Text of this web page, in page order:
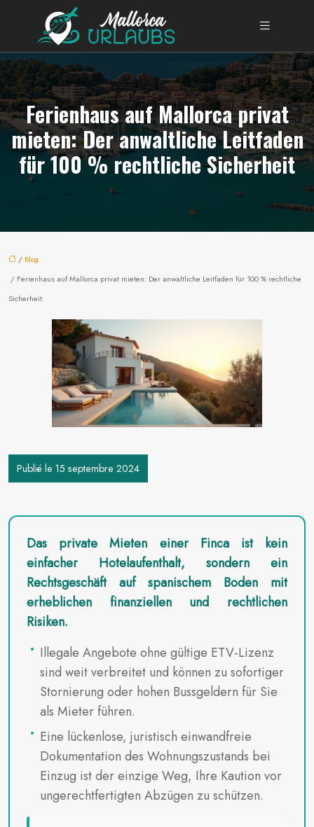
Ferienhaus auf Mallorca privat
mieten: Der anwaltliche Leitfaden
für 100 % rechtliche Sicherheit
/ Blog
/ Ferienhaus auf Mallorca privat mieten: Der anwaltliche Leitfaden für 100 % rechtliche
Sicherheit
Publié le 15 septembre 2024
Das private Mieten einer Finca ist kein
einfacher Hotelaufenthalt, sondern ein
Rechtsgeschäft auf spanischem Boden mit
erheblichen finanziellen und rechtlichen
Risiken.
Illegale Angebote ohne gültige ETV-Lizenz
sind weit verbreitet und können zu sofortiger
Stornierung oder hohen Bussgeldern für Sie
als Mieter führen.
Eine lückenlose, juristisch einwandfreie
Dokumentation des Wohnungszustands bei
Einzug ist der einzige Weg, Ihre Kaution vor
ungerechtfertigten Abzügen zu schützen.